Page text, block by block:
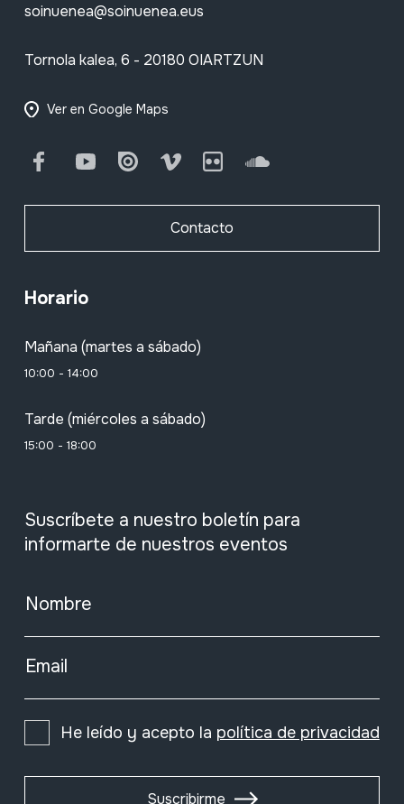
soinuenea@soinuenea.eus
Tornola kalea, 6 - 20180 OIARTZUN
Ver en Google Maps
FacebookYoutube Issuu Vimeo Flickr SoundCloud
Contacto
Horario
Mañana (martes a sábado)
10:00 - 14:00
Tarde (miércoles a sábado)
15:00 - 18:00
Suscríbete a nuestro boletín para
informarte de nuestros eventos
Nombre
Email
He leído y acepto la política de privacidad
Suscribirme